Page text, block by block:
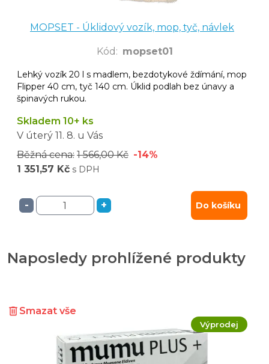
MOPSET - Úklidový vozík, mop, tyč, návlek
Kód : mopset01
Lehký vozík 20 l s madlem, bezdotykové ždímání, mop
Flipper 40 cm, tyč 140 cm. Úklid podlah bez únavy a
špinavých rukou.
Skladem 10+ ks
V úterý 11. 8. u Vás
Běžná cena: 1 566,00 Kč -14%
1 351,57 Kč s DPH
- + Do košíku
Naposledy prohlížené produkty
Smazat vše
Výprodej